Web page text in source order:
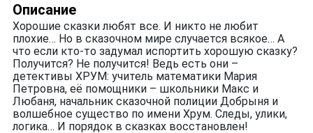
Описание
Хорошие сказки любят все. И никто не любит
плохие… Но в сказочном мире случается всякое… А
что если кто-то задумал испортить хорошую сказку?
Получится? Не получится! Ведь есть они –
детективы ХРУМ: учитель математики Мария
Петровна, её помощники – школьники Макс и
Любаня, начальник сказочной полиции Добрыня и
волшебное существо по имени Хрум. Следы, улики,
логика… И порядок в сказках восстановлен!